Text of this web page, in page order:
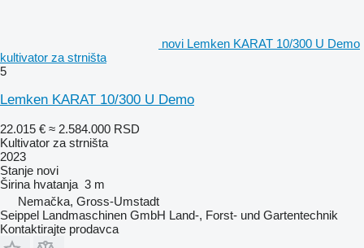
novi Lemken KARAT 10/300 U Demo
kultivator za strništa
5
Lemken KARAT 10/300 U Demo
22.015 € ≈ 2.584.000 RSD
Kultivator za strništa
2023
Stanje novi
Širina hvatanja 3 m
Nemačka, Gross-Umstadt
Seippel Landmaschinen GmbH Land-, Forst- und Gartentechnik
Kontaktirajte prodavca